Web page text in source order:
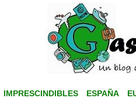
IMPRESCINDIBLES ESPAÑA